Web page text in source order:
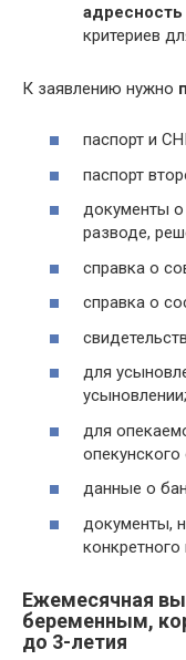
адресность
критериев
К заявлению нужно
паспорт и
паспорт
документы о
разводе,
справка о
справка о
для
усыновлении;
для
данные о
документы,
Ежемесячная
беременным,
до 3-летия